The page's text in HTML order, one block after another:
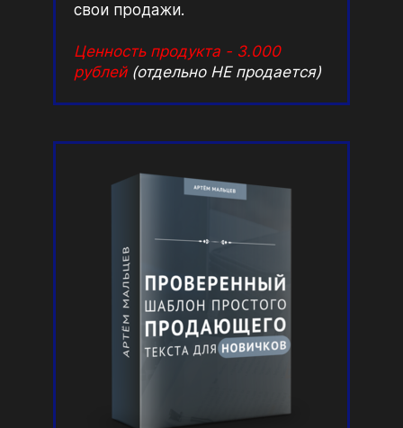
свои продажи.
Ценность продукта - 3.000
рублей (отдельно НЕ продается)